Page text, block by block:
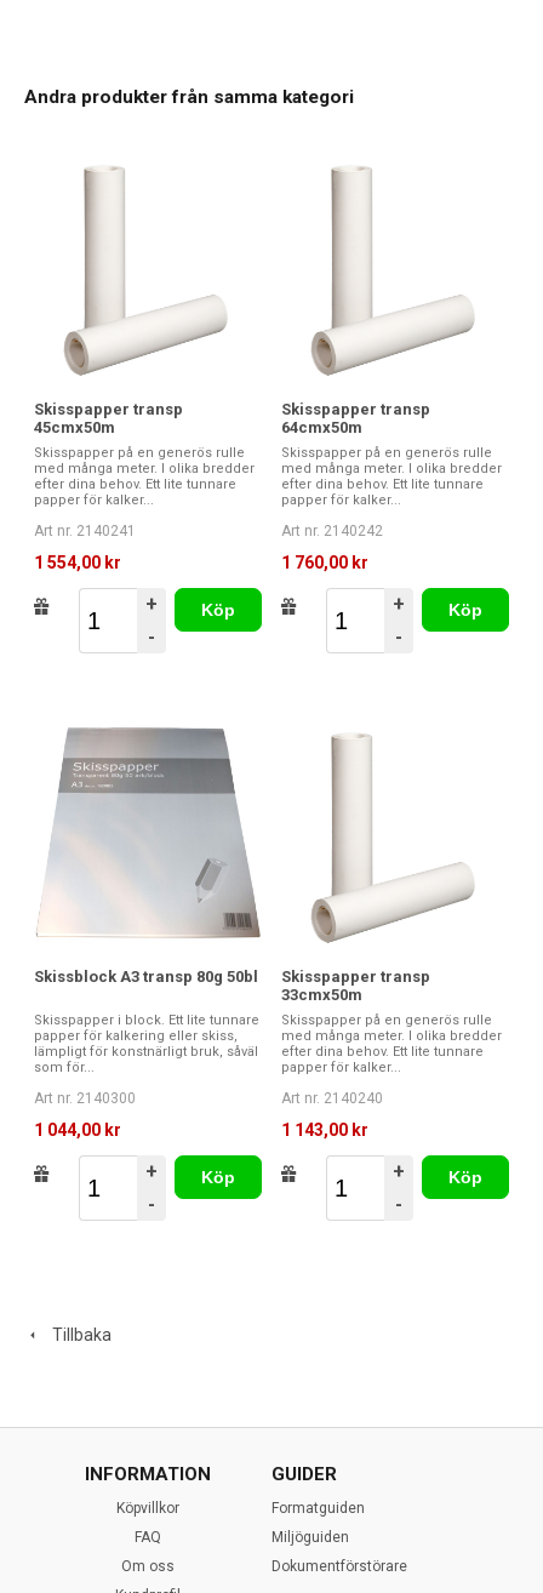
Andra produkter från samma kategori
Skisspapper transp
45cmx50m
Skisspapper på en generös rulle
med många meter. I olika bredder
efter dina behov. Ett lite tunnare
papper för kalker...
Art nr. 2140241
1 554,00 kr
+
-
Köp
Skisspapper transp
64cmx50m
Skisspapper på en generös rulle
med många meter. I olika bredder
efter dina behov. Ett lite tunnare
papper för kalker...
Art nr. 2140242
1 760,00 kr
+
-
Köp
Skissblock A3 transp 80g 50bl
Skisspapper i block. Ett lite tunnare
papper för kalkering eller skiss,
lämpligt för konstnärligt bruk, såväl
som för...
Art nr. 2140300
1 044,00 kr
+
-
Köp
Skisspapper transp
33cmx50m
Skisspapper på en generös rulle
med många meter. I olika bredder
efter dina behov. Ett lite tunnare
papper för kalker...
Art nr. 2140240
1 143,00 kr
+
-
Köp
Tillbaka
INFORMATION
Köpvillkor
FAQ
Om oss
GUIDER
Formatguiden
Miljöguiden
Dokumentförstörare